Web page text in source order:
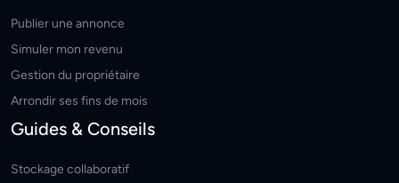
Publier une annonce
Simuler mon revenu
Gestion du propriétaire
Arrondir ses fins de mois
Guides & Conseils
Stockage collaboratif